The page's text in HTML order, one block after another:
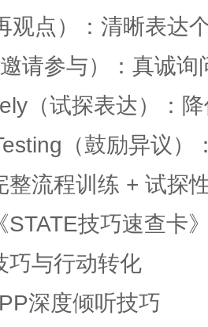
观点）：清晰表达
请参与）：真诚询
（试探表达）：
（鼓励异议）
整流程训练 + 试探
STATE技巧速查卡
巧与行动转化
深度倾听技巧